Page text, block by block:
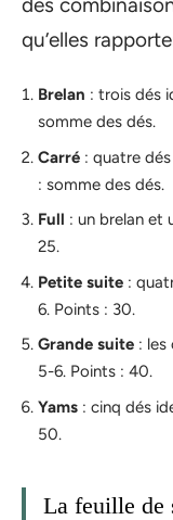
qu’elles
Brelan : trois dés
somme des dés.
Carré : quatre
: somme des dés.
Full : un brelan et
25.
Petite suite :
6. Points : 30.
Grande suite : les
5-6. Points : 40.
Yams : cinq dés
50.
La feuille de